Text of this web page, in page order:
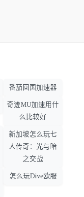
番茄回国加速器
奇迹MU加速用什
么比较好
新加坡怎么玩七
人传奇：光与暗
之交战
怎么玩Dive欧服